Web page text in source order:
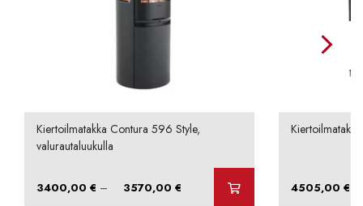
Kiertoilmatakka Contura 596 Style,
valurautaluukulla
3400,00€ – 3570,00€ Hintaluokka:
4505,00 €